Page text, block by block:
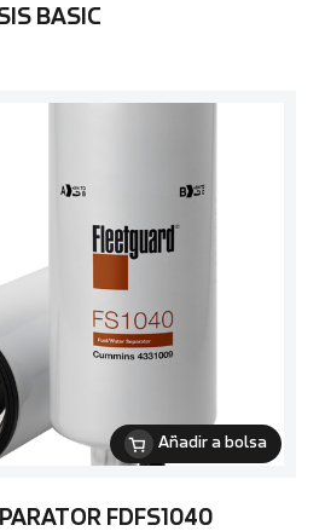
BASIC
Añadir a bolsa
FDFS1040